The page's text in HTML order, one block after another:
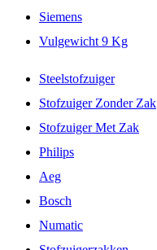
Siemens
Vulgewicht 9 Kg
Steelstofzuiger
Stofzuiger Zonder Zak
Stofzuiger Met Zak
Philips
Aeg
Bosch
Numatic